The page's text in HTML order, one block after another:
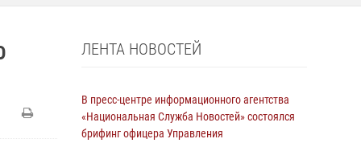
ЛЕНТА НОВОСТЕЙ
В пресс-центре информационного агентства
«Национальная Служба Новостей» состоялся
брифинг офицера Управления